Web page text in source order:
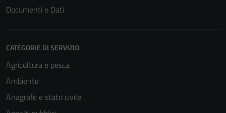
Documenti e Dati
CATEGORIE DI SERVIZIO
Agricoltura e pesca
Ambiente
Anagrafe e stato civile